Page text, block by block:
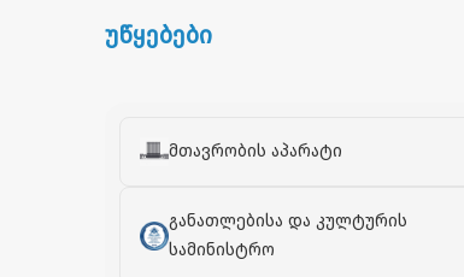
უწყებები
მთავრობის აპარატი
განათლებისა და კულტურის
სამინისტრო